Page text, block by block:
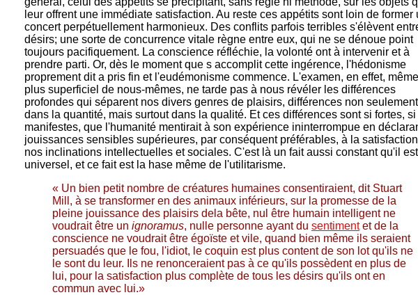
leur offrent une immédiate satisfaction. Au reste ces appétits sont loin de former
concert perpétuellement harmonieux. Des conflits parfois terribles s'élèvent
désirs; une sorte de concurrence vitale règne entre eux, qui ne se dénoue point
toujours pacifiquement. La conscience réfléchie, la volonté ont à intervenir et à
prendre parti. Or, dès le moment que s accomplit cette ingérence, l'hédonisme
proprement dit a pris fin et l'eudémonisme commence. L'examen, en effet,
plus superficiel de nous-mêmes, ne tarde pas à nous révéler les différences
profondes qui séparent nos divers genres de plaisirs, différences non seulement
dans la quantité, mais surtout dans la qualité. Et ces différences sont si fortes, si
manifestes, que l'humanité mentirait à son expérience ininterrompue en
jouissances sensibles supérieures, par conséquent préférables, à la
nos inclinations intellectuelles et sociales. C'est là un fait aussi constant qu'il est
universel, et ce fait est la hase même de l'utilitarisme.
« Un bien petit nombre de créatures humaines consentiraient, dit Stuart
Mill, à se transformer en des animaux inférieurs, sur la promesse de la
pleine jouissance des plaisirs dela bête, nul être humain intelligent ne
voudrait être un ignoramus, nulle personne ayant du sentimentet de la
conscience ne voudrait être égoïste et vile, quand bien même ils seraient
persuadés que le fou, l'idiot, le coquin est plus content de son lot qu'ils ne
le sont du leur. Ils ne renonceraient pas à ce qu'ils possèdent en plus de
lui, pour la satisfaction plus complète de tous les désirs qu'ils ont en
commun avec lui.»